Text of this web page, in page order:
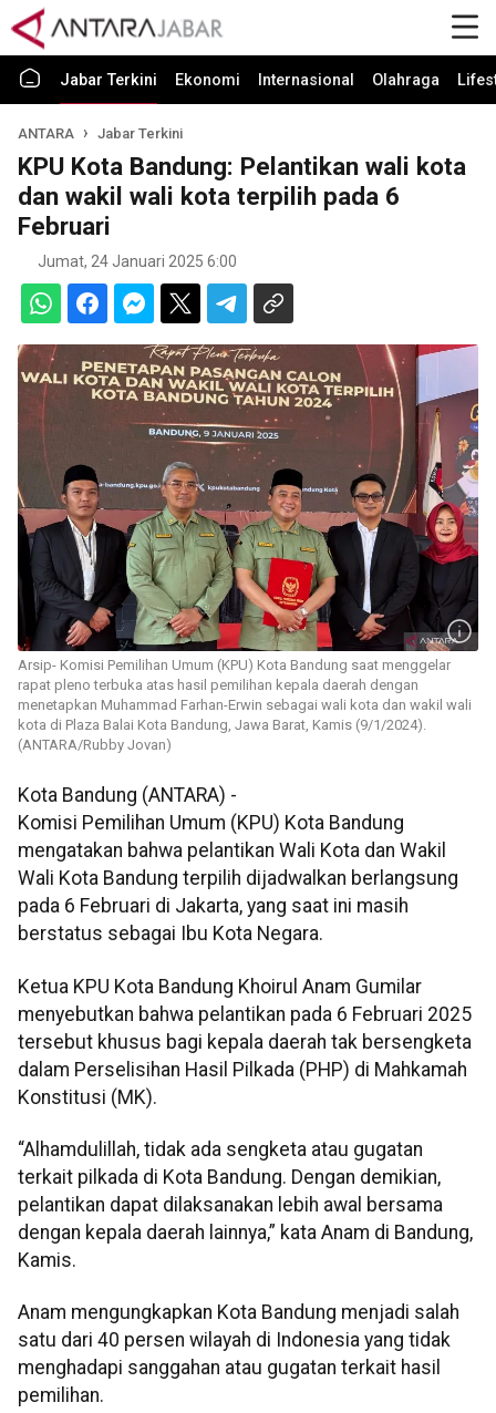
Jabar Terkini Ekonomi Internasional Olahraga
ANTARA Jabar Terkini
KPU Kota Bandung: Pelantikan wali kota
dan wakil wali kota terpilih pada 6
Februari
Jumat, 24 Januari 2025 6:00
Arsip- Komisi Pemilihan Umum (KPU) Kota Bandung saat menggelar
rapat pleno terbuka atas hasil pemilihan kepala daerah dengan
menetapkan Muhammad Farhan-Erwin sebagai wali kota dan wakil wali
kota di Plaza Balai Kota Bandung, Jawa Barat, Kamis (9/1/2024).
(ANTARA/Rubby Jovan)
Kota Bandung (ANTARA) -
Komisi Pemilihan Umum (KPU) Kota Bandung
mengatakan bahwa pelantikan Wali Kota dan Wakil
Wali Kota Bandung terpilih dijadwalkan berlangsung
pada 6 Februari di Jakarta, yang saat ini masih
berstatus sebagai Ibu Kota Negara.
Ketua KPU Kota Bandung Khoirul Anam Gumilar
menyebutkan bahwa pelantikan pada 6 Februari 2025
tersebut khusus bagi kepala daerah tak bersengketa
dalam Perselisihan Hasil Pilkada (PHP) di Mahkamah
Konstitusi (MK).
“Alhamdulillah, tidak ada sengketa atau gugatan
terkait pilkada di Kota Bandung. Dengan demikian,
pelantikan dapat dilaksanakan lebih awal bersama
dengan kepala daerah lainnya,” kata Anam di Bandung,
Kamis.
Anam mengungkapkan Kota Bandung menjadi salah
satu dari 40 persen wilayah di Indonesia yang tidak
menghadapi sanggahan atau gugatan terkait hasil
pemilihan.